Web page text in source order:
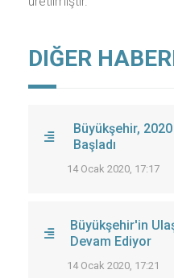
DIĞER
Büyükşehir, 2020
Başladı
14 Ocak 2020, 17:17
Büyükşehir'in
Devam Ediyor
14 Ocak 2020, 17:21